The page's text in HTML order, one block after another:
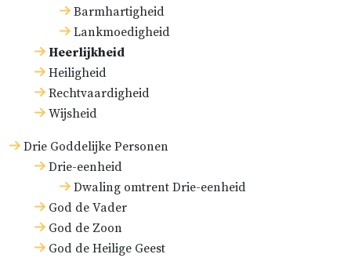
Barmhartigheid
Lankmoedigheid
Heerlijkheid
Heiligheid
Rechtvaardigheid
Wijsheid
Drie Goddelijke Personen
Drie-eenheid
Dwaling omtrent Drie-eenheid
God de Vader
God de Zoon
God de Heilige Geest